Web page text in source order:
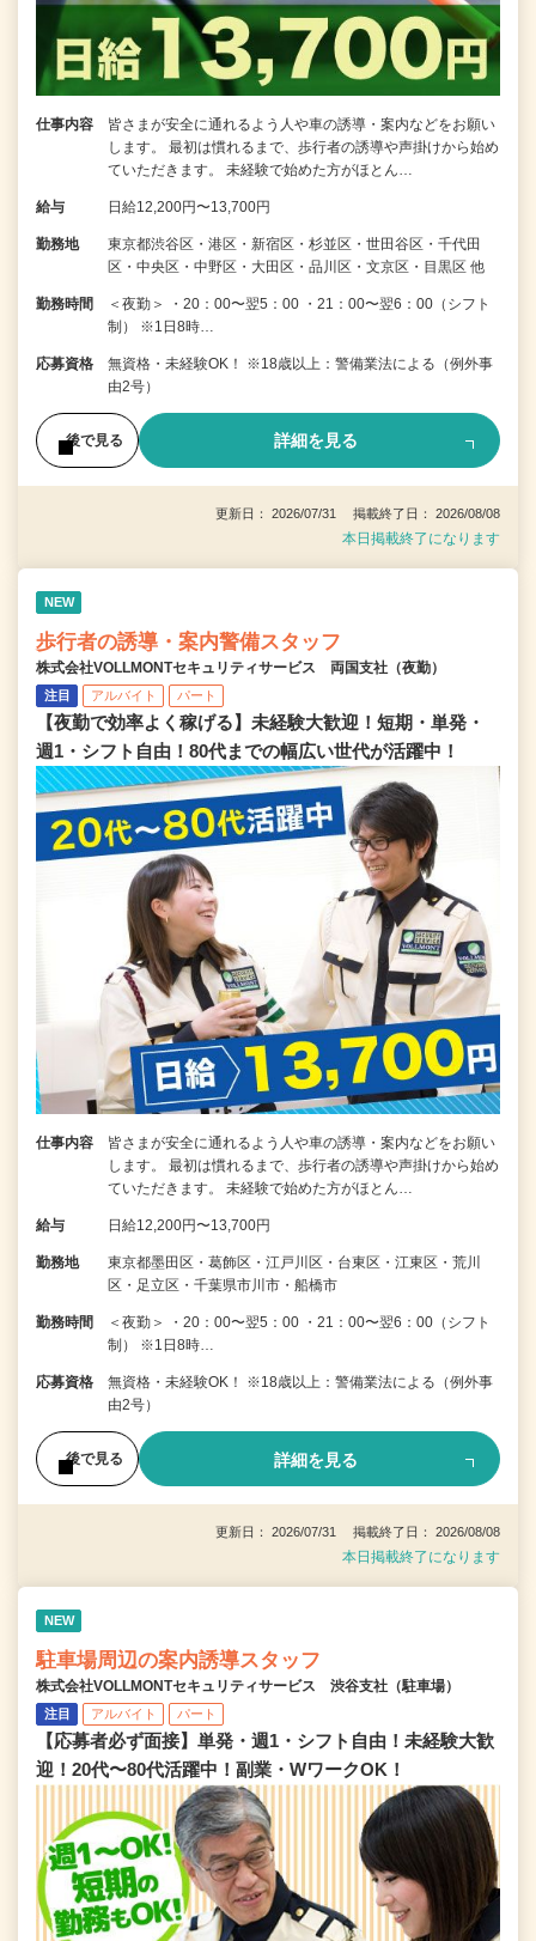
仕事内容
皆さまが安全に通れるよう人や車の誘導・案内などをお願い
します。 最初は慣れるまで、歩行者の誘導や声掛けから始め
ていただきます。 未経験で始めた方がほとん…
給与 日給12,200円〜13,700円
勤務地
東京都渋谷区・港区・新宿区・杉並区・世田谷区・千代田
区・中央区・中野区・大田区・品川区・文京区・目黒区 他
勤務時間
＜夜勤＞ ・20：00〜翌5：00 ・21：00〜翌6：00（シフト
制） ※1日8時…
応募資格
無資格・未経験OK！ ※18歳以上：警備業法による（例外事
由2号）
後で見る 詳細を見る
更新日： 2026/07/31 掲載終了日： 2026/08/08
本日掲載終了になります
NEW
歩行者の誘導・案内警備スタッフ
株式会社VOLLMONTセキュリティサービス 両国支社（夜勤）
注目 アルバイト パート
【夜勤で効率よく稼げる】未経験大歓迎！短期・単発・
週1・シフト自由！80代までの幅広い世代が活躍中！
仕事内容
皆さまが安全に通れるよう人や車の誘導・案内などをお願い
します。 最初は慣れるまで、歩行者の誘導や声掛けから始め
ていただきます。 未経験で始めた方がほとん…
給与 日給12,200円〜13,700円
勤務地
東京都墨田区・葛飾区・江戸川区・台東区・江東区・荒川
区・足立区・千葉県市川市・船橋市
勤務時間
＜夜勤＞ ・20：00〜翌5：00 ・21：00〜翌6：00（シフト
制） ※1日8時…
応募資格
無資格・未経験OK！ ※18歳以上：警備業法による（例外事
由2号）
後で見る 詳細を見る
更新日： 2026/07/31 掲載終了日： 2026/08/08
本日掲載終了になります
NEW
駐車場周辺の案内誘導スタッフ
株式会社VOLLMONTセキュリティサービス 渋谷支社（駐車場）
注目 アルバイト パート
【応募者必ず面接】単発・週1・シフト自由！未経験大歓
迎！20代〜80代活躍中！副業・WワークOK！